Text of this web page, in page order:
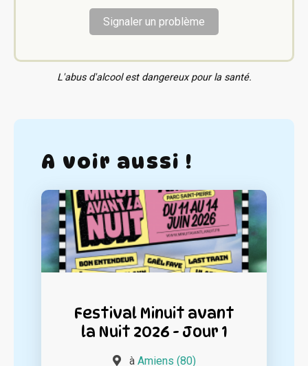
Signaler un problème
L'abus d'alcool est dangereux pour la santé.
A voir aussi !
Festival Minuit avant
la Nuit 2026 - Jour 1
à Amiens (80)